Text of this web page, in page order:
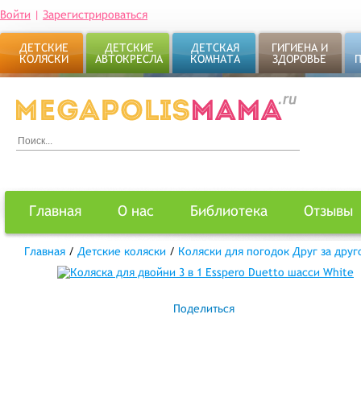
Войти | Зарегистрироваться
ДЕТСКИЕ
КОЛЯСКИ
ДЕТСКИЕ
АВТОКРЕСЛА
ДЕТСКАЯ
КОМНАТА
ГИГИЕНА И
ЗДОРОВЬЕ
Главная О нас Библиотека Отзывы
Главная / Детские коляски / Коляски для погодок Друг за
Поделиться